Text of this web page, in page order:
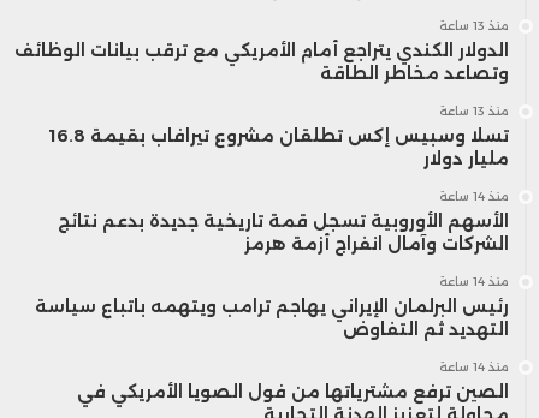
منذ 13 ساعة
الدولار الكندي يتراجع أمام الأمريكي مع ترقب بيانات الوظائف
وتصاعد مخاطر الطاقة
منذ 13 ساعة
تسلا وسبيس إكس تطلقان مشروع تيرافاب بقيمة 16.8
مليار دولار
منذ 14 ساعة
الأسهم الأوروبية تسجل قمة تاريخية جديدة بدعم نتائج
الشركات وآمال انفراج أزمة هرمز
منذ 14 ساعة
رئيس البرلمان الإيراني يهاجم ترامب ويتهمه باتباع سياسة
التهديد ثم التفاوض
منذ 14 ساعة
الصين ترفع مشترياتها من فول الصويا الأمريكي في